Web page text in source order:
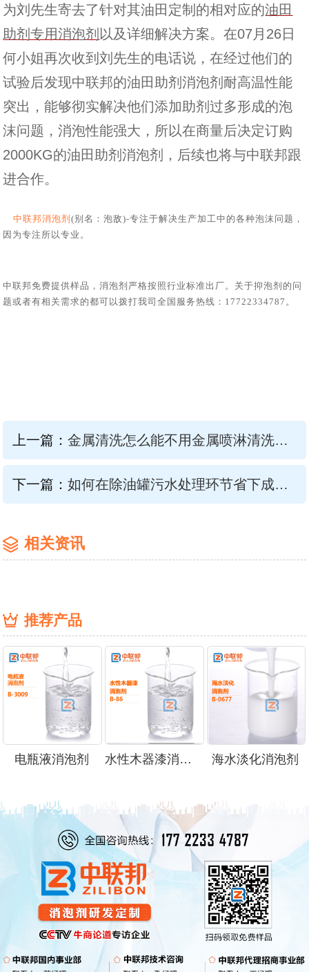
为刘先生寄去了针对其油田定制的相对应的油田
助剂专用消泡剂 以及详细解决方案。在07月26日
何小姐再次收到刘先生的电话说，在经过他们的
试验后发现中联邦的油田助剂消泡剂耐高温性能
突出，能够彻实解决他们添加助剂过多形成的泡
沫问题，消泡性能强大，所以在商量后决定订购
2000KG的油田助剂消泡剂，后续也将与中联邦跟
进合作。
中联邦消泡剂(别名：泡敌)-专注于解决生产加工中的各种泡沫问题，
因为专注所以专业。
中联邦免费提供样品，消泡剂严格按照行业标准出厂。关于抑泡剂 的问
题或者有相关需求的都可以拨打我司全国服务热线： 17722334787 。
上一篇： 金属清洗怎么能不用金属喷淋清洗消泡剂
下一篇： 如何在除油罐污水处理环节省下成本？肯定是添加除油罐污水处理消泡剂
相关资讯
推荐产品
电瓶液消泡剂 水性木器漆消泡剂 海水淡化消泡剂